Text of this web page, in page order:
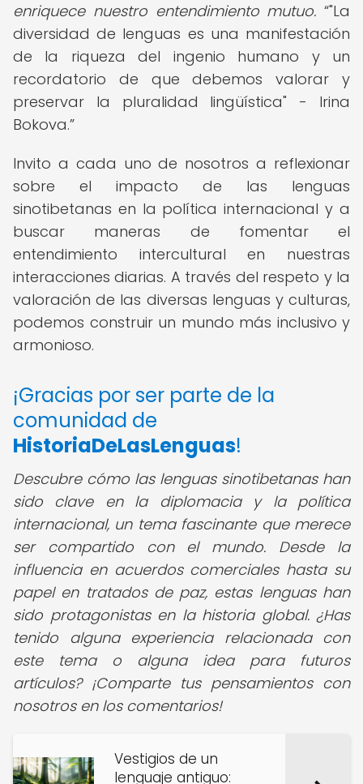
enriquece nuestro entendimiento mutuo.
"La
diversidad de lenguas es una manifestación
de la riqueza del ingenio humano y un
recordatorio de que debemos valorar y
preservar la pluralidad lingüística" - Irina
Bokova.
Invito a cada uno de nosotros a reflexionar
sobre el impacto de las lenguas
sinotibetanas en la política internacional y a
buscar maneras de fomentar el
entendimiento intercultural en nuestras
interacciones diarias. A través del respeto y la
valoración de las diversas lenguas y culturas,
podemos construir un mundo más inclusivo y
armonioso.
¡Gracias por ser parte de la
comunidad de
HistoriaDeLasLenguas!
Descubre cómo las lenguas sinotibetanas han
sido clave en la diplomacia y la política
internacional, un tema fascinante que merece
ser compartido con el mundo. Desde la
influencia en acuerdos comerciales hasta su
papel en tratados de paz, estas lenguas han
sido protagonistas en la historia global. ¿Has
tenido alguna experiencia relacionada con
este tema o alguna idea para futuros
artículos? ¡Comparte tus pensamientos con
nosotros en los comentarios!
Vestigios de un
lenguaje antiguo: